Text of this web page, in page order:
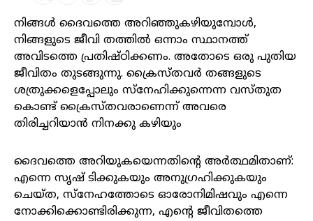
നിങ്ങൾ ദൈവത്തെ അറിഞ്ഞുകഴിയുമ്പോൾ,
നിങ്ങളുടെ ജീവി തത്തിൽ ഒന്നാം സ്ഥാനത്ത്
അവിടത്തെ പ്രതിഷ്ഠിക്കണം. അതോടെ ഒരു പുതിയ
ജീവിതം തുടങ്ങുന്നു. ക്രൈസ്‌തവർ തങ്ങളുടെ
ശത്രുക്കളെപ്പോലും സ്നേഹിക്കുന്നെന്ന വസ്തുത
കൊണ്ട് ക്രൈസ്‌തവരാണെന്ന് അവരെ
തിരിച്ചറിയാൻ നിനക്കു കഴിയും
ദൈവത്തെ അറിയുകയെന്നതിൻ്റെ അർത്ഥമിതാണ്:
എന്നെ സൃഷ് ടിക്കുകയും അനുഗ്രഹിക്കുകയും
ചെയ്‌ത, സ്നേഹത്തോടെ ഓരോനിമിഷവും എന്നെ
നോക്കിക്കൊണ്ടിരിക്കുന്ന, എന്റെ ജീവിതത്തെ